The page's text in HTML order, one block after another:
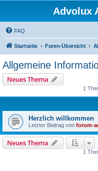
Advolux
FAQ
Startseite Foren-Übersicht
Allgemeine
Neues Thema
1
Herzlich willkommen
Letzter Beitrag von forum-
Neues Thema
1